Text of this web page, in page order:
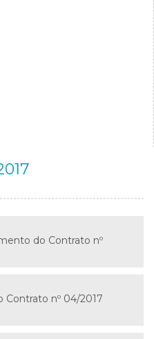
do Contrato nº
Contrato nº 04/2017